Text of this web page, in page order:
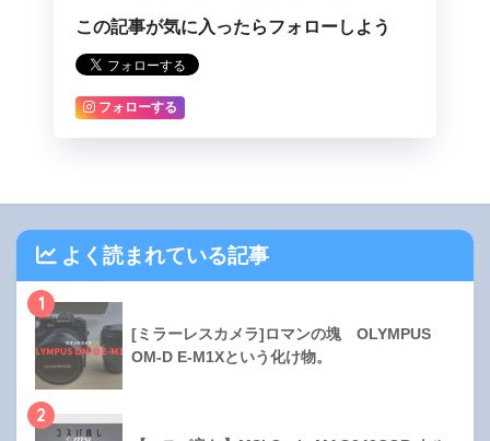
この記事が気に入ったらフォローしよう
フォローする
よく読まれている記事
1
[ミラーレスカメラ]ロマンの塊 OLYMPUS
OM-D E-M1Xという化け物。
2